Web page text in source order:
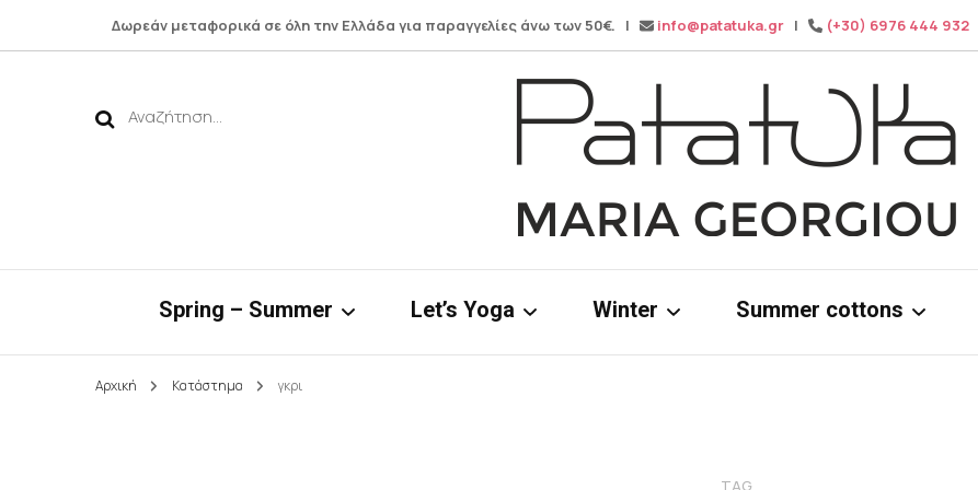
Δωρεάν μεταφορικά σε όλη την Ελλάδα για παραγγελίες άνω των 50€. | info@patatuka.gr | (+30) 6976 444 932
Αναζήτηση
Patatuka
Maria Georgiou
Spring – Summer Let’s Yoga Winter Summer cottons
Αρχική Κατάστημα γκρι
TAG